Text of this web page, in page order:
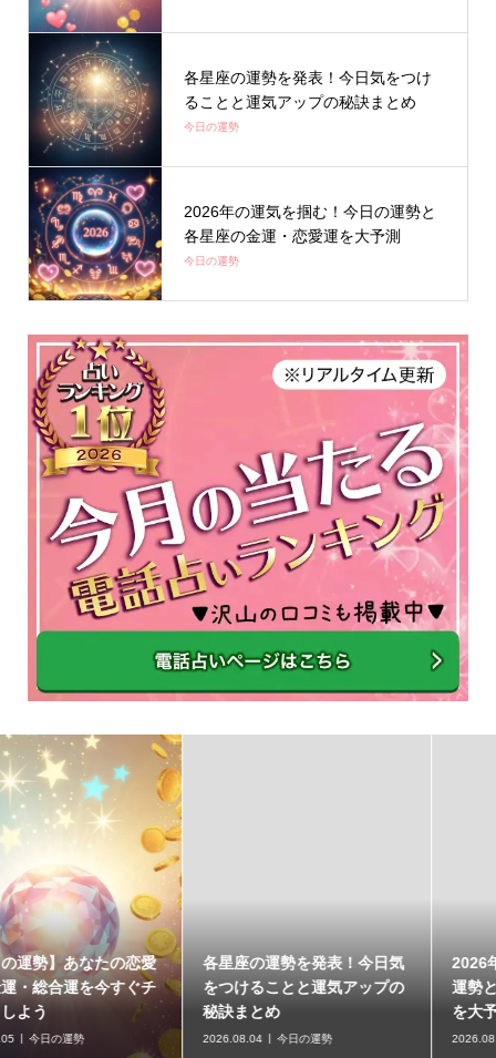
各星座の運勢を発表！今日気をつけ
ることと運気アップの秘訣まとめ
今日の運勢
2026年の運気を掴む！今日の運勢と
各星座の金運・恋愛運を大予測
今日の運勢
各星座の運勢を発表！今日気
をつけることと運気アップの
2026.08.04
2026年の運気を掴む！今日
運勢と各星座の金運・恋愛
2026.08.03